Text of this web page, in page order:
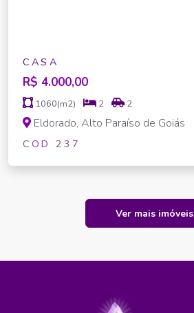
CASA
R$ 4.000,00
1060(m2) 2 2
Eldorado, Alto Paraíso de Goiás
COD 237
Ver mais imóveis